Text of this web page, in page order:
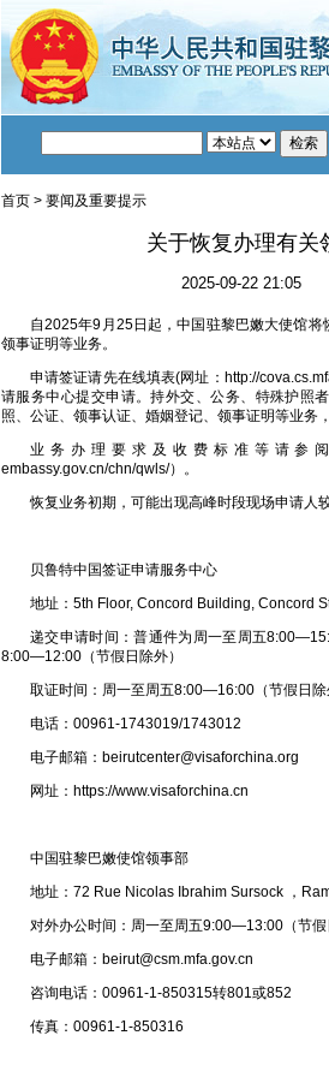
首页 > 要闻及重要提示
关于恢复办理有关
2025-09-22 21:05
自2025年9月25日起，中国驻黎巴嫩大使馆将
领事证明等业务。
申请签证请先在线填表(网址：http://
请服务中心提交申请。持外交、公务、特殊护照
照、公证、领事认证、婚姻登记、领事证明等业务
业务办理要求及收费标准等请参阅
embassy.gov.cn/chn/qwls/）。
恢复业务初期，可能出现高峰时段现场申请人
贝鲁特中国签证申请服务中心
地址：5th Floor, Concord Building, Concord
递交申请时间：普通件为周一至周五
8:00—12:00（节假日除外）
取证时间：周一至周五8:00—16:00（节假日除
电话：00961-1743019/1743012
电子邮箱：beirutcenter@visaforchina.org
网址：https://www.visaforchina.cn
中国驻黎巴嫩使馆领事部
地址：72 Rue Nicolas Ibrahim Sursock ，
对外办公时间：周一至周五9:00—13:00（节假
电子邮箱：beirut@csm.mfa.gov.cn
咨询电话：00961-1-850315转801或852
传真：00961-1-850316